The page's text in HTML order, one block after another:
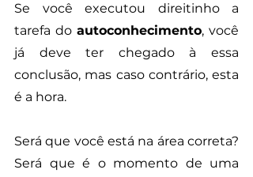
Se você executou direitinho a
tarefa do autoconhecimento, você
já deve ter chegado à essa
conclusão, mas caso contrário, esta
é a hora.
Será que você está na área correta?